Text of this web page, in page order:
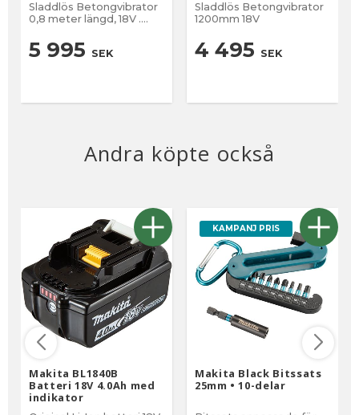
Sladdlös Betongvibrator
0,8 meter längd, 18V .
5 995 SEK
Sladdlös Betongvibrator
1200mm 18V
4 495 SEK
Andra köpte också
Makita BL1840B
Batteri 18V 4.0Ah med
indikator
KAMPANJ PRIS
Makita Black Bitssats
25mm • 10-delar